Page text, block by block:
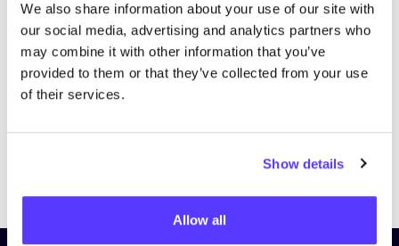
We also share information about your use of our site with
our social media, advertising and analytics partners who
may combine it with other information that you’ve
provided to them or that they’ve collected from your use
of their services.
Show details
Allow all
PreviousNext